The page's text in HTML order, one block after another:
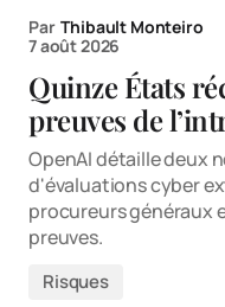
Par Thibault Monteiro
7 août 2026
Quinze États
preuves de
OpenAI détaille deux
d'évaluations cyber
procureurs généraux
preuves.
Risques